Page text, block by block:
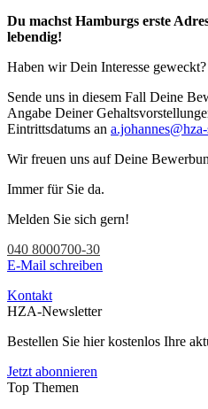
Du machst Hamburgs erste
lebendig!
Haben wir Dein Interesse geweckt?
Sende uns in diesem Fall Deine
Angabe Deiner
Eintrittsdatums an
Wir freuen uns auf Deine
Immer für Sie da.
Melden Sie sich gern!
040 8000700-30
E-Mail schreiben
Kontakt
HZA-Newsletter
Bestellen Sie hier kostenlos Ihre
Jetzt abonnieren
Top Themen